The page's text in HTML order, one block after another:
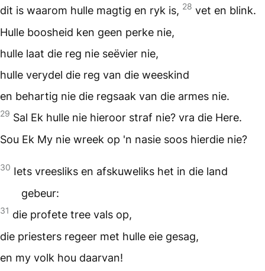
dit is waarom hulle magtig en ryk is, 28 vet en blink.
Hulle boosheid ken geen perke nie,
hulle laat die reg nie seëvier nie,
hulle verydel die reg van die weeskind
en behartig nie die regsaak van die armes nie.
29 Sal Ek hulle nie hieroor straf nie? vra die Here.
Sou Ek My nie wreek op 'n nasie soos hierdie nie?
30 Iets vreesliks en afskuweliks het in die land
gebeur:
31 die profete tree vals op,
die priesters regeer met hulle eie gesag,
en my volk hou daarvan!